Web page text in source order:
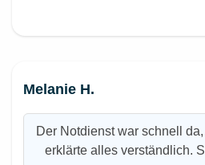
Melanie H.
Der Notdienst war schnell
erklärte alles verständlich.